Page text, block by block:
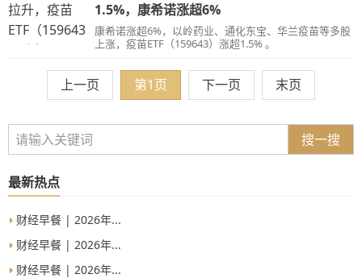
1.5%，康希诺涨超6%
康希诺涨超6%，以岭药业、通化东宝、华兰疫苗等多股
上涨，疫苗ETF（159643）涨超1.5% 。
上一页 第1页 下一页 末页
搜一搜
最新热点
财经早餐 | 2026年...
财经早餐 | 2026年...
财经早餐 | 2026年...